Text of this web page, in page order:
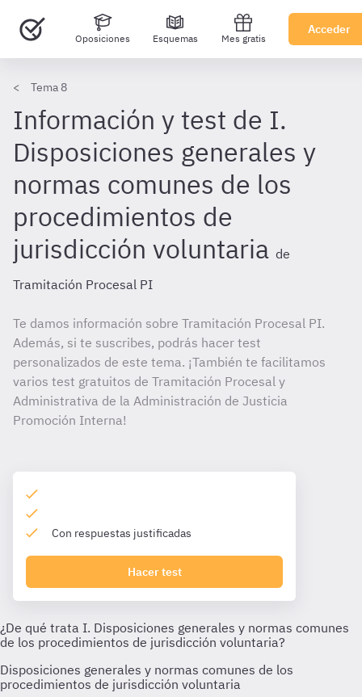
Oposiciones Esquemas Mes gratis
Acceder
Tema 8
Información y test de I.
Disposiciones generales y
normas comunes de los
procedimientos de
jurisdicción voluntaria de
Tramitación Procesal PI
Te damos información sobre Tramitación Procesal PI.
Además, si te suscribes, podrás hacer test
personalizados de este tema. ¡También te facilitamos
varios test gratuitos de Tramitación Procesal y
Administrativa de la Administración de Justicia
Promoción Interna!
Con respuestas justificadas
Hacer test